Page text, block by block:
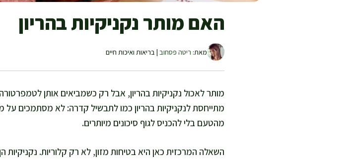
האם מותר נקניקיות בהריון
מאת: ריטה פסחוב | בריאות ואיכות חיים
מותר לאכול נקניקיות בהריון, אבל רק כשמביאים אותן
מתייחסת לנקניקיות בהריון כמו לתבשיל קדרה: לא מסתמכים על
מהטעם בלי להכניס לגוף סיכונים מיותרים.
השאלה המרכזית כאן היא בטיחות מזון, לא רק קלוריות.